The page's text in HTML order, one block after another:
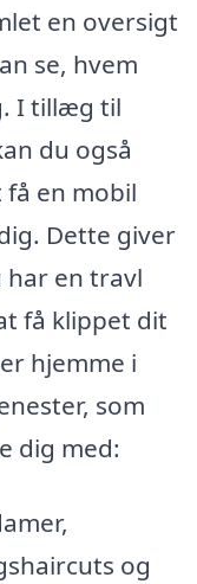
en oversigt
se, hvem
I tillæg til
du også
en mobil
Dette giver
har en travl
få klippet dit
hjemme i
som
dig med:
og